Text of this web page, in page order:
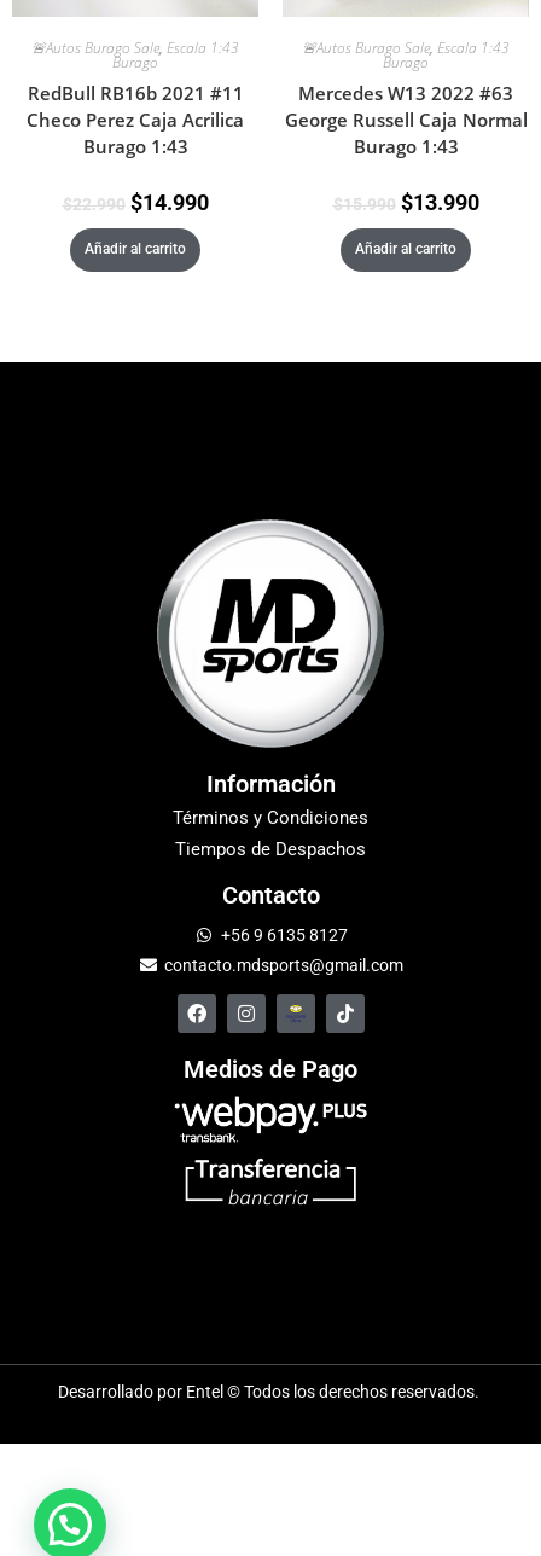
🚨Autos Burago Sale, Escala 1:43
Burago
RedBull RB16b 2021 #11
Checo Perez Caja Acrilica
Burago 1:43
$22.990 $14.990
Añadir al carrito
🚨Autos Burago Sale, Escala 1:43
Burago
Mercedes W13 2022 #63
George Russell Caja Normal
Burago 1:43
$15.990 $13.990
Añadir al carrito
Información
Términos y Condiciones
Tiempos de Despachos
Contacto
+56 9 6135 8127
contacto.mdsports@gmail.com
Medios de Pago
Desarrollado por Entel © Todos los derechos reservados.